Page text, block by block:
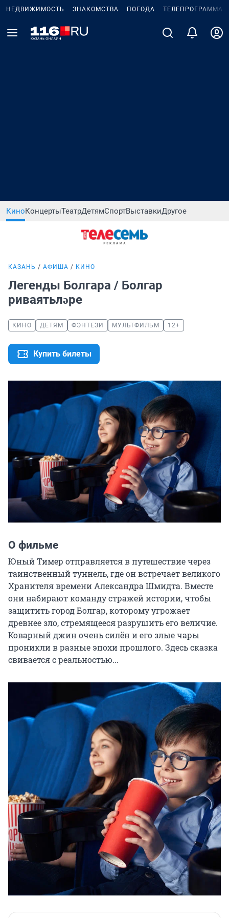
НЕДВИЖИМОСТЬ ЗНАКОМСТВА ПОГОДА ТЕЛЕПРОГРАММА
КиноКонцертыТеатрДетямСпортВыставкиДругое
КАЗАНЬ АФИША КИНО
Легенды Болгара / Болгар
риваятьләре
КИНО ДЕТЯМ ФЭНТЕЗИ МУЛЬТФИЛЬМ 12+
Купить билеты
О фильме
Юный Тимер отправляется в путешествие через
таинственный туннель, где он встречает великого
Хранителя времени Александра Шмидта. Вместе
они набирают команду стражей истории, чтобы
защитить город Болгар, которому угрожает
древнее зло, стремящееся разрушить его величие.
Коварный джин очень силён и его злые чары
проникли в разные эпохи прошлого. Здесь сказка
свивается с реальностью...